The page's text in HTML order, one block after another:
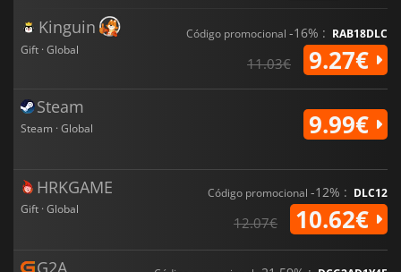
Kinguin
Gift · Global
Código promocional -16% : RAB18DLC
11.03€ 9.27€
Steam
Steam · Global 9.99€
HRKGAME
Gift · Global
Código promocional -12% : DLC12
12.07€ 10.62€
G2A